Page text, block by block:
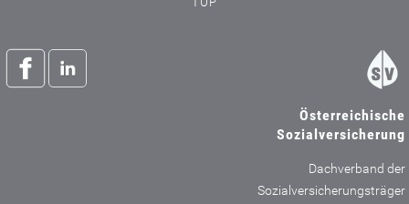
Österreichische
Sozialversicherung
Dachverband der
Sozialversicherungsträger